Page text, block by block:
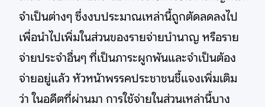
จำเป็นต่างๆ ซึ่งงบประมาณเหล่านี้ถูกตัดลดลงไป
เพื่อนำไปเพิ่มในส่วนของรายจ่ายบำนาญ หรือราย
จ่ายประจำอื่นๆ ที่เป็นภาระผูกพันและจำเป็นต้อง
จ่ายอยู่แล้ว หัวหน้าพรรคประชาชนชี้แจงเพิ่มเติม
ว่า ในอดีตที่ผ่านมา การใช้จ่ายในส่วนเหล่านี้บาง